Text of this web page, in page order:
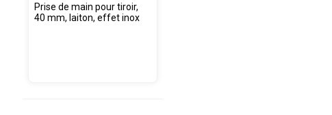
Prise de main pour tiroir,
40 mm, laiton, effet inox